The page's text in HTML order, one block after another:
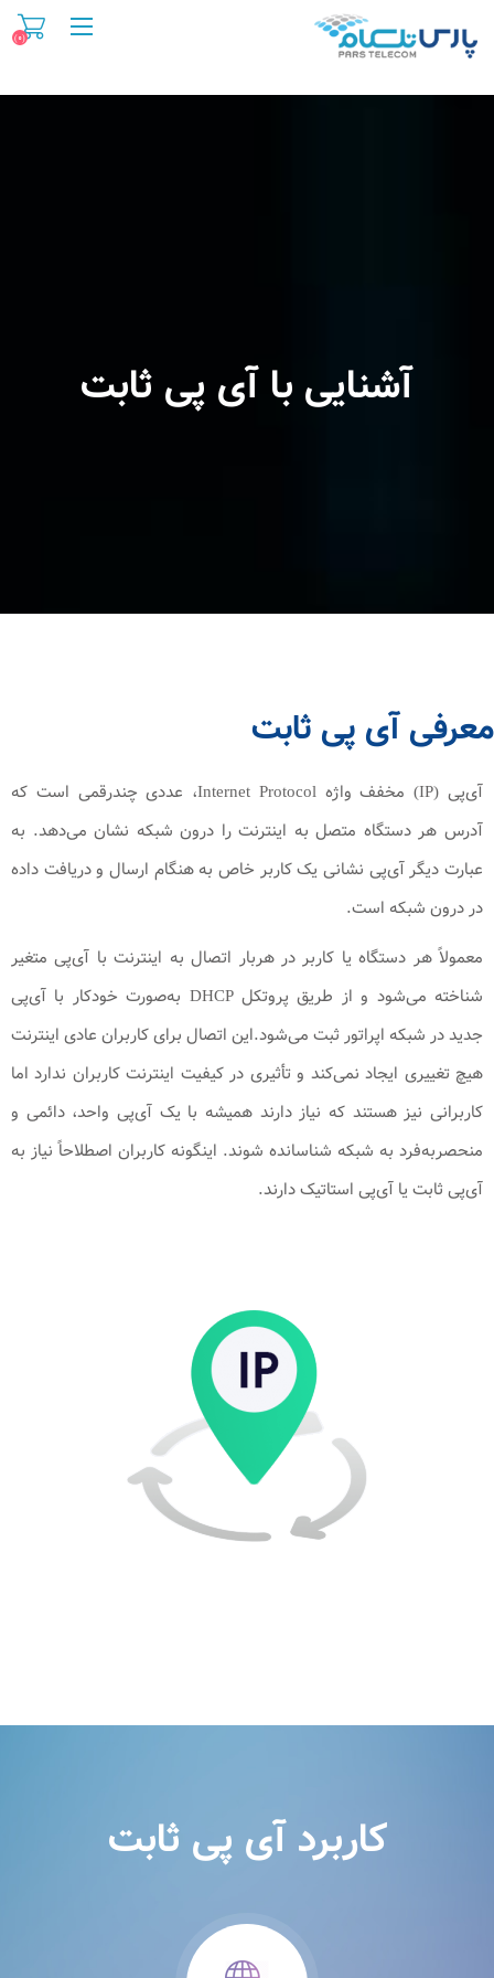
(۰)
آشنایی با آی پی ثابت
معرفی آی پی ثابت
آی‌پی (IP) مخفف واژه Internet Protocol، عددی چندرقمی است که
آدرس هر دستگاه متصل به اینترنت را درون شبکه نشان می‌دهد. به
عبارت دیگر آی‌پی نشانی یک کاربر خاص به هنگام ارسال و دریافت داده
در درون شبکه است.
معمولاً هر دستگاه یا کاربر در هربار اتصال به اینترنت با آی‌پی متغیر
شناخته می‌شود و از طریق پروتکل DHCP به‌صورت خودکار با آی‌پی
جدید در شبکه اپراتور ثبت می‌شود.این اتصال برای کاربران عادی اینترنت
هیچ تغییری ایجاد نمی‌کند و تأثیری در کیفیت اینترنت کاربران ندارد اما
کاربرانی نیز هستند که نیاز دارند همیشه با یک آی‌پی واحد، دائمی و
منحصربه‌فرد به شبکه شناسانده شوند. اینگونه کاربران اصطلاحاً نیاز به
آی‌پی ثابت یا آی‌پی استاتیک دارند.
کاربرد آی پی ثابت